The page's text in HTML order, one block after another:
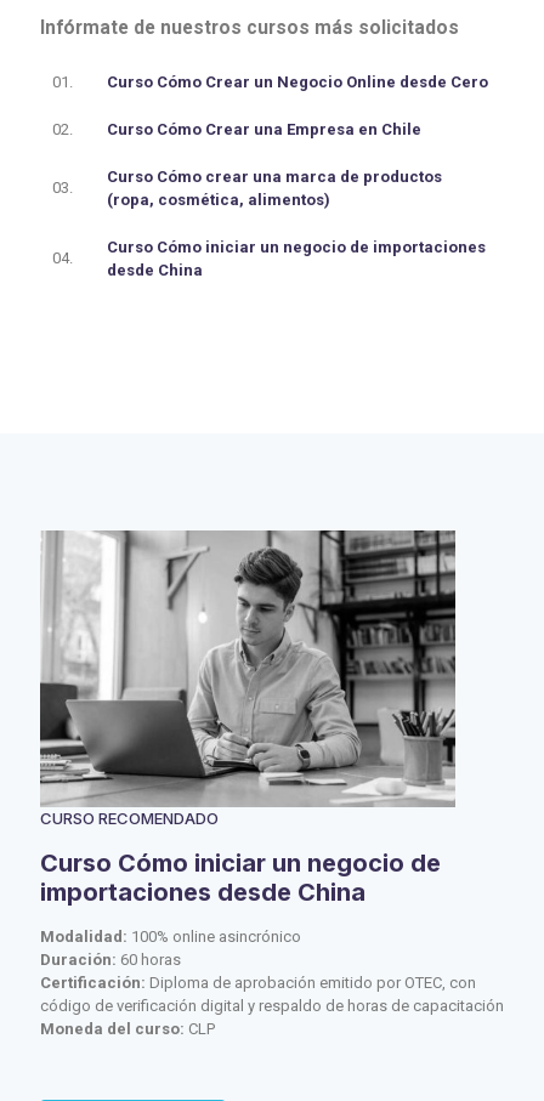
Infórmate de nuestros cursos más solicitados
01. Curso Cómo Crear un Negocio Online desde Cero
02. Curso Cómo Crear una Empresa en Chile
03.
Curso Cómo crear una marca de productos
(ropa, cosmética, alimentos)
04.
Curso Cómo iniciar un negocio de importaciones
desde China
CURSO RECOMENDADO
Curso Cómo iniciar un negocio de
importaciones desde China
Modalidad: 100% online asincrónico
Duración: 60 horas
Certificación: Diploma de aprobación emitido por OTEC, con
código de verificación digital y respaldo de horas de capacitación
Moneda del curso: CLP